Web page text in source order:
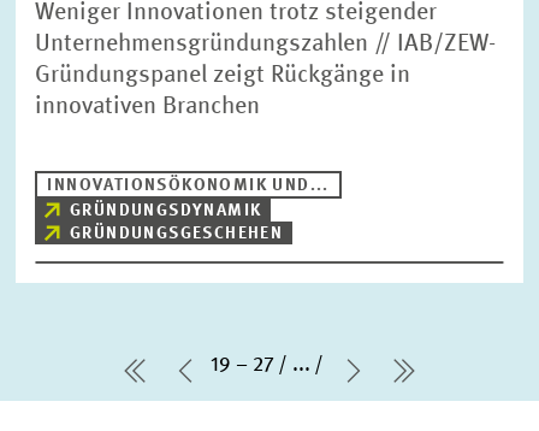
Weniger Innovationen trotz steigender
Unternehmensgründungszahlen // IAB/ZEW-
Gründungspanel zeigt Rückgänge in
innovativen Branchen
INNOVATIONSÖKONOMIK UND...
GRÜNDUNGSDYNAMIK
GRÜNDUNGSGESCHEHEN
erste Seite
Vorherige Seite
19 – 27 ...
Nächste Seite
letzte